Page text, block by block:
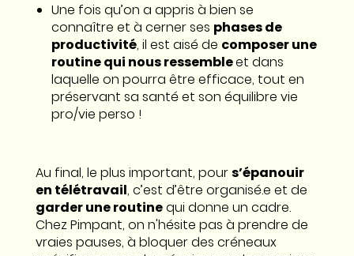
Une fois qu’on a appris à bien se
connaître et à cerner ses phases de
productivité, il est aisé de composer une
routine qui nous ressembleet dans
laquelle on pourra être efficace, tout en
préservant sa santé et son équilibre vie
pro/vie perso !
Au final, le plus important, pours’épanouir
en télétravail, c’est d’être organisé.e et de
garder une routinequi donne un cadre.
Chez Pimpant, on n'hésite pas à prendre de
vraies pauses, à bloquer des créneaux